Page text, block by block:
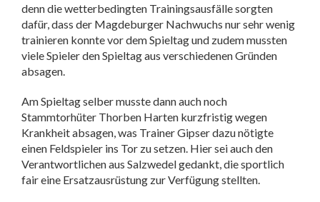
denn die wetterbedingten Trainingsausfälle sorgten
dafür, dass der Magdeburger Nachwuchs nur sehr wenig
trainieren konnte vor dem Spieltag und zudem mussten
viele Spieler den Spieltag aus verschiedenen Gründen
absagen.
Am Spieltag selber musste dann auch noch
Stammtorhüter Thorben Harten kurzfristig wegen
Krankheit absagen, was Trainer Gipser dazu nötigte
einen Feldspieler ins Tor zu setzen. Hier sei auch den
Verantwortlichen aus Salzwedel gedankt, die sportlich
fair eine Ersatzausrüstung zur Verfügung stellten.